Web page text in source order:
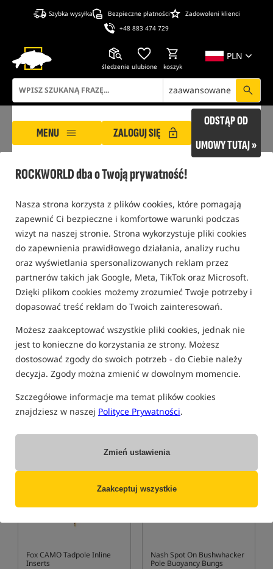
ROCKWORLD dba o Twoją prywatność!
Nasza strona korzysta z plików cookies, które pomagają
zapewnić Ci bezpieczne i komfortowe warunki podczas
wizyt na naszej stronie. Strona wykorzystuje pliki cookies
do zapewnienia prawidłowego działania, analizy ruchu
oraz wyświetlania spersonalizowanych reklam przez
partnerów takich jak Google, Meta, TikTok oraz Microsoft.
Dzięki plikom cookies możemy zrozumieć Twoje potrzeby i
dopasować treść reklam do Twoich zainteresowań.
Możesz zaakceptować wszystkie pliki cookies, jednak nie
jest to konieczne do korzystania ze strony. Możesz
dostosować zgody do swoich potrzeb - do Ciebie należy
decyzja. Zgody można zmienić w dowolnym momencie.
Szczegółowe informacje ma temat plików cookies
znajdziesz w naszej Polityce Prywatności.
Zmień ustawienia
Zaakceptuj wszystkie
Szybka wysyłka Bezpieczne płatności
Zadowoleni klienci
+48 883 474 729
PLN
śledzenie ulubione koszyk
zaawansowane
MENU ZALOGUJ SIĘ
ODSTĄP OD
UMOWY TUTAJ »
ROCKWORLD wkladki
WKLADKI
Vass Warm Neoprene Boot
& Wader Liner
Wkładki do butów
154,99PLN
Bestseller!
KONKURS+
Delphin BigONE Carp
Umbrella
307,99PLN
Min. cena z 30 dni przed
Fox CAMO Tadpole Inline
Inserts
Nowość!
Nash Spot On Bushwhacker
Pole Buoyancy Bungs